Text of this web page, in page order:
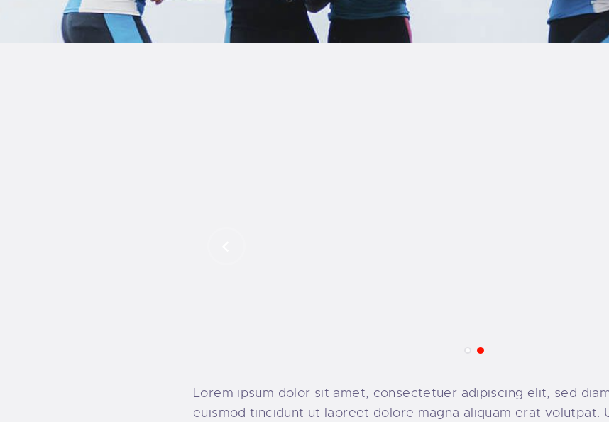
BLOG
Lorem ipsum dolor sit amet, consectetuer adipiscing elit, sed
euismod tincidunt ut laoreet dolore magna aliquam erat volutpat.